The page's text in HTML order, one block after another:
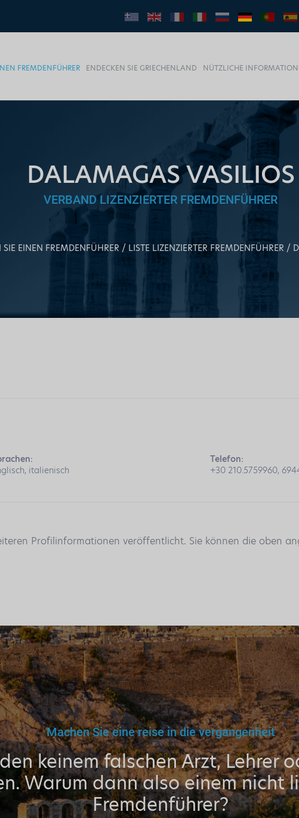
FREMDENFÜHRER ENDECKEN SIE GRIECHENLAND NÜTZLICHE
DALAMAGAS VASILIOS
VERBAND LIZENZIERTER FREMDENFÜHRER
SIE EINEN FREMDENFÜHRER LISTE LIZENZIERTER FREMDENFÜHRER
italienisch
Telefon:
+30 210.5759960,
Profilinformationen veröffentlicht. Sie können die oben
Machen Sie eine reise in die vergangenheit
keinem falschen Arzt, Lehrer
Warum dann also einem nicht
Fremdenführer?